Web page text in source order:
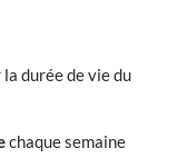
durée de vie du
chaque semaine